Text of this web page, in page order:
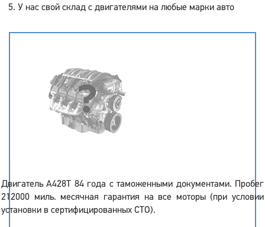
У нас свой склад с двигателями на любые марки авто
Двигатель A428T 84 года с таможенными документами. Пробег
212000 миль. месячная гарантия на все моторы (при условии
установки в сертифицированных СТО).